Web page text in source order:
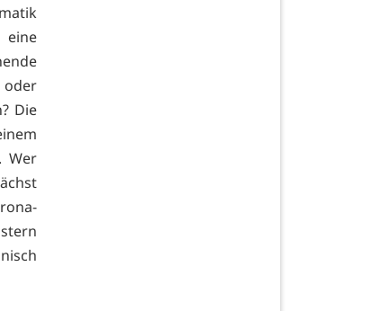
Die
Wer